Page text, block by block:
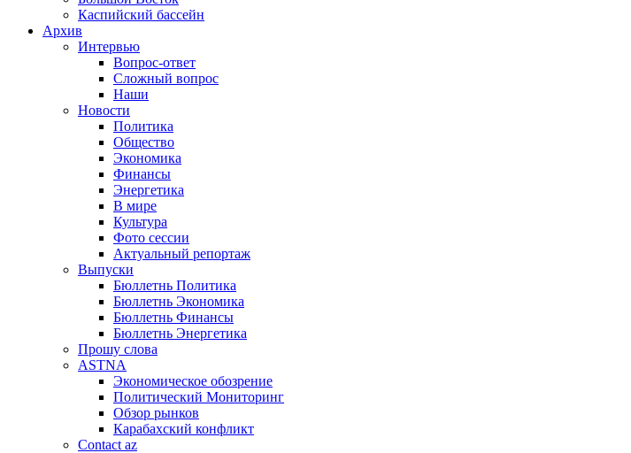
Каспийский бассейн
Архив
Интервью
Вопрос-ответ
Сложный вопрос
Наши
Новости
Политика
Общество
Экономика
Финансы
Энергетика
В мире
Культура
Фото сессии
Актуальный репортаж
Выпуски
Бюллетнь Политика
Бюллетнь Экономика
Бюллетнь Финансы
Бюллетнь Энергетика
Прошу слова
ASTNA
Экономическое обозрение
Политический Мониторинг
Обзор рынков
Карабахский конфликт
Contact az